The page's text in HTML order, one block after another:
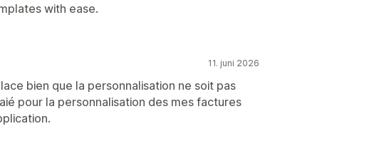
with ease.
11. juni 2026
bien que la personnalisation ne soit pas
pour la personnalisation des mes factures